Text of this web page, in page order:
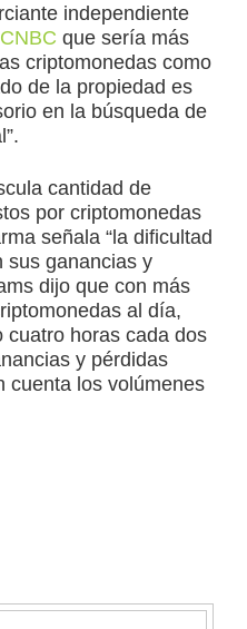
independiente
que sería más
criptomonedas como
de la propiedad es
en la búsqueda de
cantidad de
por criptomonedas
señala “la dificultad
sus ganancias y
dijo que con más
al día,
cuatro horas cada dos
y pérdidas
cuenta los volúmenes